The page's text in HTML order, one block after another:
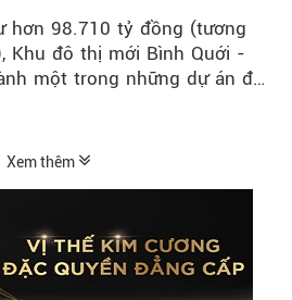
hơn 98.710 tỷ đồng (tương
Khu đô thị mới Bình Quới -
một trong những dự án đô
Xem thêm